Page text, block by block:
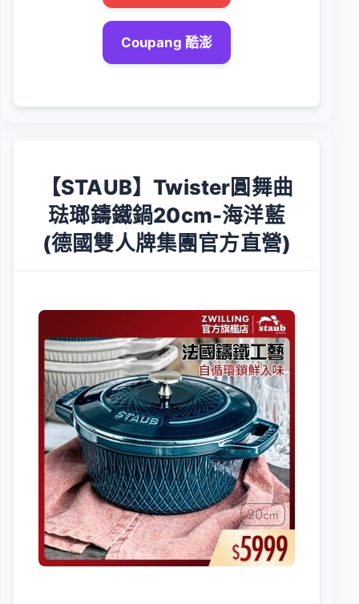
Coupang 酷澎
【STAUB】Twister圓舞曲
琺瑯鑄鐵鍋20cm-海洋藍
(德國雙人牌集團官方直營)